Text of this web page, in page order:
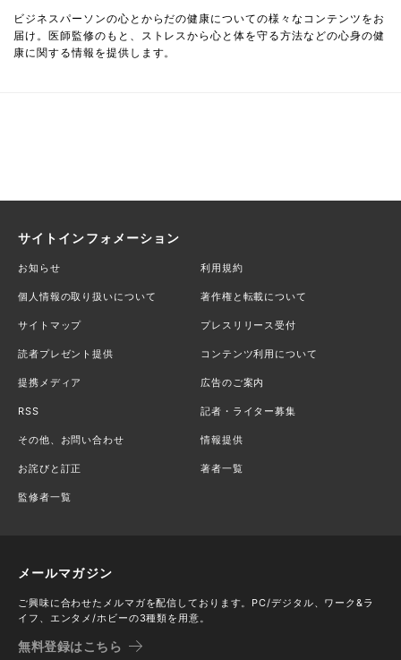
ビジネスパーソンの心とからだの健康についての様々なコンテンツをお
届け。医師監修のもと、ストレスから心と体を守る方法などの心身の健
康に関する情報を提供します。
サイトインフォメーション
お知らせ 利用規約
個人情報の取り扱いについて 著作権と転載について
サイトマップ プレスリリース受付
読者プレゼント提供 コンテンツ利用について
提携メディア 広告のご案内
RSS 記者・ライター募集
その他、お問い合わせ 情報提供
お詫びと訂正 著者一覧
監修者一覧
メールマガジン
ご興味に合わせたメルマガを配信しております。PC/デジタル、ワーク&ラ
イフ、エンタメ/ホビーの3種類を用意。
無料登録はこちら